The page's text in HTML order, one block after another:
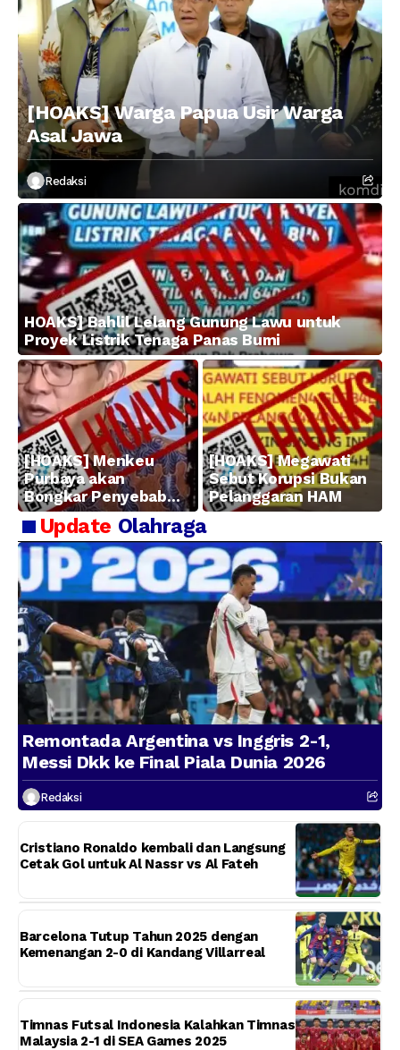
[HOAKS] Warga Papua Usir Warga
Asal Jawa
Redaksi
HOAKS] Bahlil Lelang Gunung Lawu untuk
Proyek Listrik Tenaga Panas Bumi
[HOAKS] Menkeu
Purbaya akan
Bongkar Penyebab
Kerugian BUMN
[HOAKS] Megawati
Sebut Korupsi Bukan
Pelanggaran HAM
Update Olahraga
Remontada Argentina vs Inggris 2-1,
Messi Dkk ke Final Piala Dunia 2026
Redaksi
Cristiano Ronaldo kembali dan Langsung
Cetak Gol untuk Al Nassr vs Al Fateh
Barcelona Tutup Tahun 2025 dengan
Kemenangan 2-0 di Kandang Villarreal
Timnas Futsal Indonesia Kalahkan Timnas
Malaysia 2-1 di SEA Games 2025